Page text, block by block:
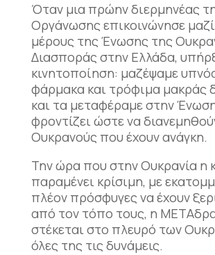
Όταν μια πρώην διερμηνέας
Οργάνωσης επικοινώνησε
μέρους της Ένωσης της
Διασποράς στην Ελλάδα,
κινητοποίηση: μαζέψαμε
φάρμακα και τρόφιμα μακράς
και τα μεταφέραμε στην
φροντίζει ώστε να
Ουκρανούς που έχουν ανάγκη.
Την ώρα που στην Ουκρανία η
παραμένει κρίσιμη, με
πλέον πρόσφυγες να έχουν
από τον τόπο τους, η
στέκεται στο πλευρό των
όλες της τις δυνάμεις.